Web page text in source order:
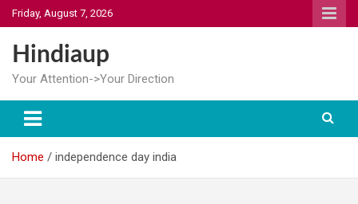
Skip
to
content
Friday, August 7, 2026
Hindiaup
Your Attention->Your Direction
Home independence day india